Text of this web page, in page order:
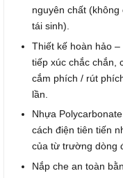
nguyên chất (không
tái sinh).
Thiết kế hoàn hảo –
tiếp xúc chắc chắn,
cắm phích / rút
lần.
Nhựa
cách điện tiên tiến
của từ trường dòng
Nắp che an toàn